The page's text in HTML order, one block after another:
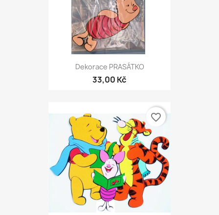
Dekorace PRASÁTKO
33,00 Kč
favorite_border